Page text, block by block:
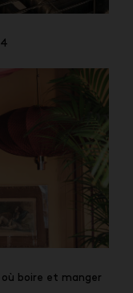
où boire et manger